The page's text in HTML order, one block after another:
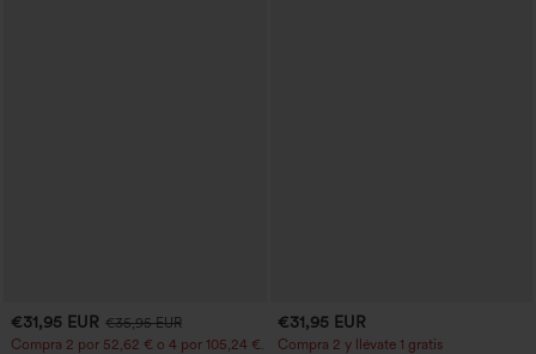
€31,95 EUR €35,95 EUR
Compra 2 por 52,62 € o 4 por 105,24 €.
€31,95 EUR
Compra 2 y llévate 1 gratis